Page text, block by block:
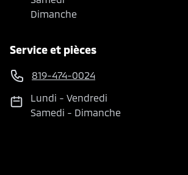
Dimanche
Service et pièces
819-474-0024
Lundi -Vendredi
Samedi - Dimanche